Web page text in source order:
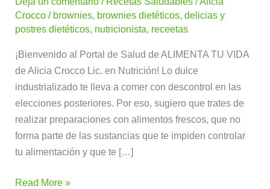
Crocco/ brownies, brownies dietéticos,delicias y
postres dietéticos, nutricionista, receetas
¡Bienvenido al Portal de Salud de ALIMENTA TU VIDA
de Alicia Crocco Lic. en Nutrición! Lo dulce
industrializado te lleva a comer con descontrol en las
elecciones posteriores. Por eso, sugiero que trates de
realizar preparaciones con alimentos frescos, que no
forma parte de las sustancias que te impiden controlar
tu alimentación y que te […]
Read More »